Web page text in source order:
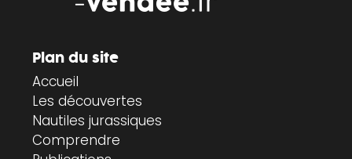
Plan du site
Accueil
Les découvertes
Nautiles jurassiques
Comprendre